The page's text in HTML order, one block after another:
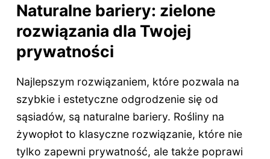
Naturalne bariery: zielone
rozwiązania dla Twojej
prywatności
Najlepszym rozwiązaniem, które pozwala na
szybkie i estetyczne odgrodzenie się od
sąsiadów, są naturalne bariery. Rośliny na
żywopłot to klasyczne rozwiązanie, które nie
tylko zapewni prywatność, ale także poprawi